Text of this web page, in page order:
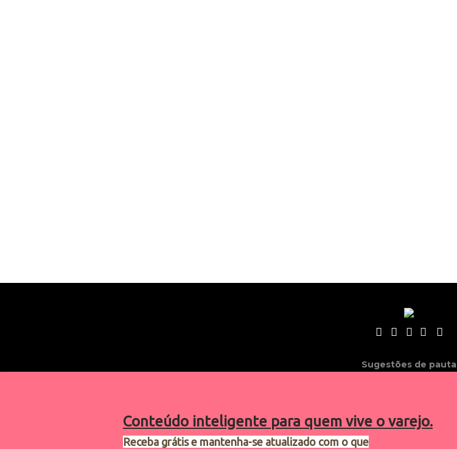
Conteúdo inteligente para quem vive o varejo.
Receba grátis e mantenha-se atualizado com o que
Sugestões de pauta